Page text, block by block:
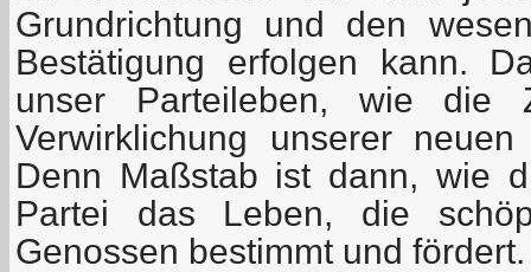
Grundrichtung und den
Bestätigung erfolgen kann.
unser Parteileben, wie die
Verwirklichung unserer
Denn Maßstab ist dann, wie
Partei das Leben, die
Genossen bestimmt und fördert.